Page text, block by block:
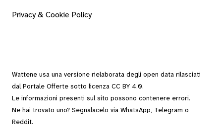
Privacy & Cookie Policy
Wattene usa una versione rielaborata degli open data rilasciati
dal Portale Offerte sotto licenza CC BY 4.0.
Le informazioni presenti sul sito possono contenere errori.
Ne hai trovato uno? Segnalacelo via WhatsApp, Telegram o
Reddit.